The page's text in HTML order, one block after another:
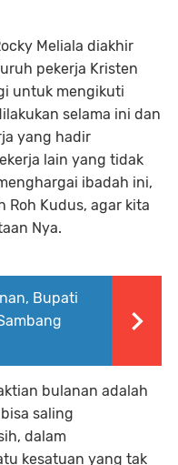
Meliala diakhir
pekerja Kristen
untuk mengikuti
selama ini dan
yang hadir
lain yang tidak
ibadah ini,
Roh Kudus, agar kita
Nya.
Bupati
bulanan adalah
saling
dalam
kesatuan yang tak